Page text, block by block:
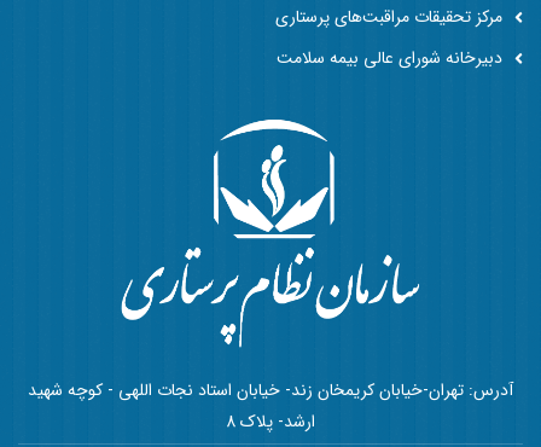
آدرس: تهران-خیابان کریمخان زند- خیابان استاد نجات اللهی - کوچه شهید
ارشد- پلاک 8
مرکز تحقیقات مراقبت‌های پرستاری
دبیرخانه شورای عالی بیمه سلامت